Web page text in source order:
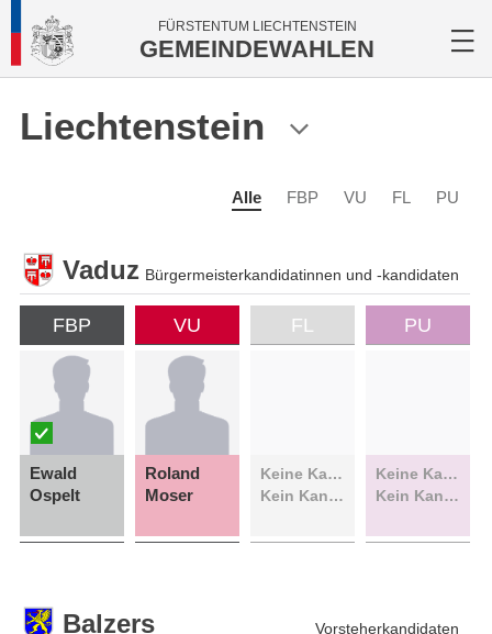
FÜRSTENTUM LIECHTENSTEIN
GEMEINDEWAHLEN
Liechtenstein
Alle FBP VU FL PU
Vaduz Bürgermeisterkandidatinnen und -kandidaten
FBP
Ewald
Ospelt
VU
Roland
Moser
FL
Keine Kandidatin
Kein Kandidat
PU
Keine Kandidatin
Kein Kandidat
Balzers Vorsteherkandidaten